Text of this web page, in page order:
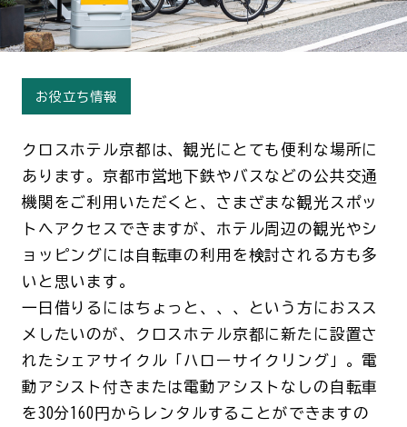
お役立ち情報
クロスホテル京都は、観光にとても便利な場所に
あります。京都市営地下鉄やバスなどの公共交通
機関をご利用いただくと、さまざまな観光スポッ
トへアクセスできますが、ホテル周辺の観光やシ
ョッピングには自転車の利用を検討される方も多
いと思います。
一日借りるにはちょっと、、、という方におスス
メしたいのが、クロスホテル京都に新たに設置さ
れたシェアサイクル「ハローサイクリング」。電
動アシスト付きまたは電動アシストなしの自転車
を30分160円からレンタルすることができますの